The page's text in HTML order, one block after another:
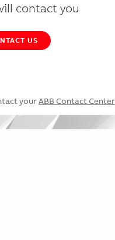
contact you
US
your ABB Contact Center